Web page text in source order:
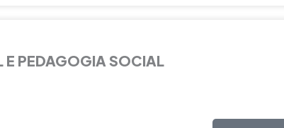
E PEDAGOGIA SOCIAL